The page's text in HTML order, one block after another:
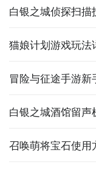
白银之城侦探扫
猫娘计划游戏玩法
冒险与征途手游新
白银之城酒馆留声
召唤萌将宝石使